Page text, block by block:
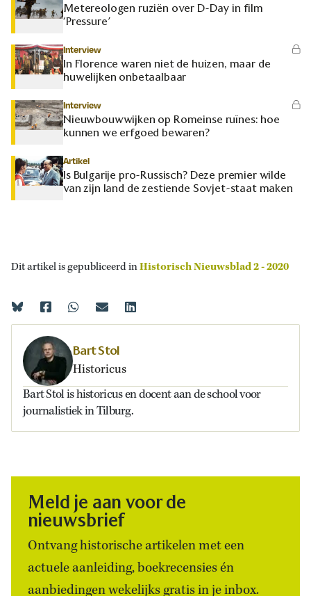
Metereologen ruziën over D-Day in film
‘Pressure’
Interview
In Florence waren niet de huizen, maar de
huwelijken onbetaalbaar
Interview
Nieuwbouwwijken op Romeinse ruïnes: hoe
kunnen we erfgoed bewaren?
Artikel
Is Bulgarije pro-Russisch? Deze premier wilde
van zijn land de zestiende Sovjet-staat maken
Dit artikel is gepubliceerd inHistorisch Nieuwsblad 2 - 2020
Bart Stol
Historicus
Bart Stol is historicus en docent aan de school voor
journalistiek in Tilburg.
Meld je aan voor de
nieuwsbrief
Ontvang historische artikelen met een
actuele aanleiding, boekrecensies én
aanbiedingen wekelijks gratis in je inbox.